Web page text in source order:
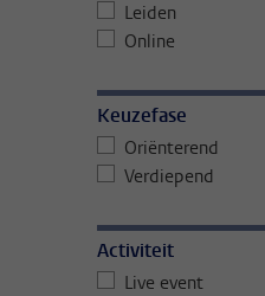
Leiden
Online
Keuzefase
Oriënterend
Verdiepend
Activiteit
Live event